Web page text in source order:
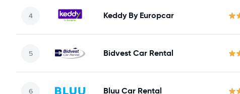
Keddy By Europcar
Bidvest Car Rental
Bluu Car Rental